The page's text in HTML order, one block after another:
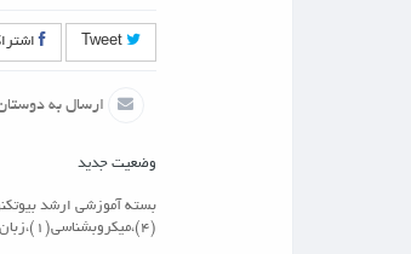
Tweet
ارسال به
وضعیت جدید
(4)،میکروبشناسی(1)،زبان عمومی(3)، میباشد